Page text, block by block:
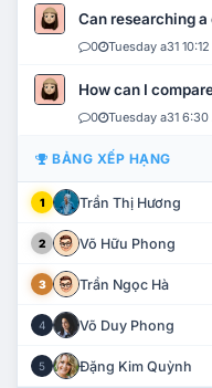
Can researching
0 Tuesday a31
How can I
0 Tuesday a31 6:30
BẢNG XẾP HẠNG
1 Trần Thị Hương
2 Võ Hữu Phong
3 Trần Ngọc Hà
4 Võ Duy Phong
5 Đặng Kim Quỳnh